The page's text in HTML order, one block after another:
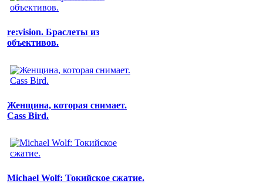
re:vision. Браслеты из
объективов.
Женщина, которая снимает.
Cass Bird.
Michael Wolf: Токийское сжатие.